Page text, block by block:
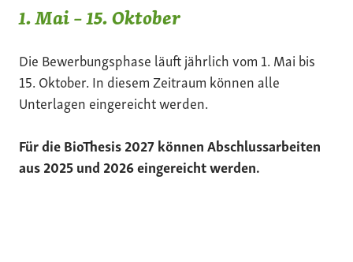
1. Mai – 15. Oktober
Die Bewerbungsphase läuft jährlich vom 1. Mai bis
15. Oktober. In diesem Zeitraum können alle
Unterlagen eingereicht werden.
Für die BioThesis 2027 können Abschlussarbeiten
aus 2025 und 2026 eingereicht werden.